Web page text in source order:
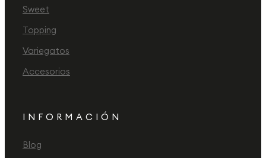
Sweet
Topping
Variegatos
Accesorios
INFORMACIÓN
Blog